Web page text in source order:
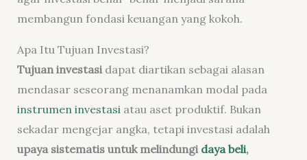
membangun fondasi keuangan yang kokoh.
Apa Itu Tujuan Investasi?
Tujuan investasidapat diartikan sebagai alasan
mendasar seseorang menanamkan modal pada
instrumen investasi atau aset produktif. Bukan
sekadar mengejar angka, tetapi investasi adalah
upaya sistematis untuk melindungi daya beli,